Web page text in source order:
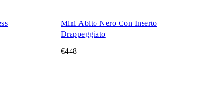
Mini Abito Nero Con Inserto
Drappeggiato
€448